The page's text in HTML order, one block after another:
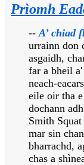
Prìomh
-- A’ chiad
urrainn don
asgaidh,
far a bheil
neach-
eile oir tha
dochann
Smith
mar sin
bharrachd,
chas a